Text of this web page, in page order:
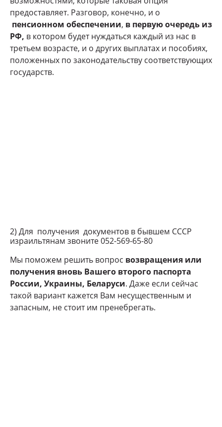
предоставляет. Разговор, конечно, и о
пенсионном обеспечении, в первую очередь из
РФ, в котором будет нуждаться каждый из нас в
третьем возрасте, и о других выплатах и пособиях,
положенных по законодательству соответствующих
государств.
2) Для получения документов в бывшем СССР
израильтянам звоните 052-569-65-80
Мы поможем решить вопрос возвращения или
получения вновь Вашего второго паспорта
России, Украины, Беларуси. Даже если сейчас
такой вариант кажется Вам несущественным и
запасным, не стоит им пренебрегать.